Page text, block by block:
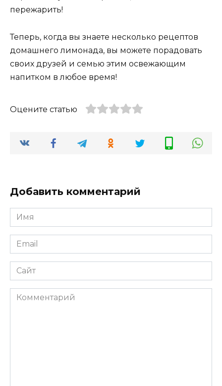
пережарить!
Теперь, когда вы знаете несколько рецептов
домашнего лимонада, вы можете порадовать
своих друзей и семью этим освежающим
напитком в любое время!
Оцените статью
Добавить комментарий
Имя
*
Email
*
Сайт
Комментарий